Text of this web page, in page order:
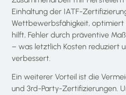
Einhaltung der IATF-
Wettbewerbsfähigkeit, optimiert
hilft, Fehler durch präventive
– was letztlich Kosten reduziert
verbessert.
Ein weiterer Vorteil ist die
und 3rd-Party-Zertifizierungen.